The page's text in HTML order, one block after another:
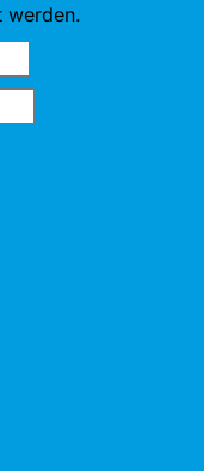
werden.